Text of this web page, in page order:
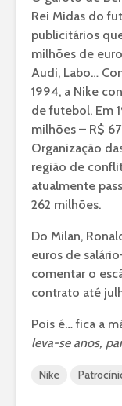
Rei Midas do
publicitários
milhões de
Audi, Labo…
1994, a Nike
de futebol. Em
milhões – R$
Organização
região de
atualmente
262 milhões.
Do Milan,
euros de
comentar o
contrato até
Pois é… fica a
leva-se anos,
Nike